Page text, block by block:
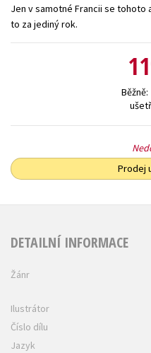
Jen v samotné Francii se tohoto
to za jediný rok.
Běžně
Prodej
DETAILNÍ INFORMACE
Žánr
Ilustrátor
Číslo dílu
Jazyk